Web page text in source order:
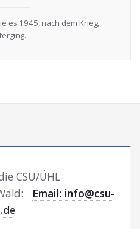
es 1945, nach dem Krieg,
CSU/ÜHL
Email: info@csu-